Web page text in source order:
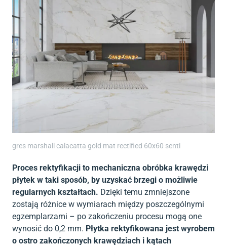
gres marshall calacatta gold mat rectified 60x60 senti
Proces rektyfikacji to mechaniczna obróbka krawędzi
płytek w taki sposób, by uzyskać brzegi o możliwie
regularnych kształtach. Dzięki temu zmniejszone
zostają różnice w wymiarach między poszczególnymi
egzemplarzami – po zakończeniu procesu mogą one
wynosić do 0,2 mm. Płytka rektyfikowana jest wyrobem
o ostro zakończonych krawędziach i kątach